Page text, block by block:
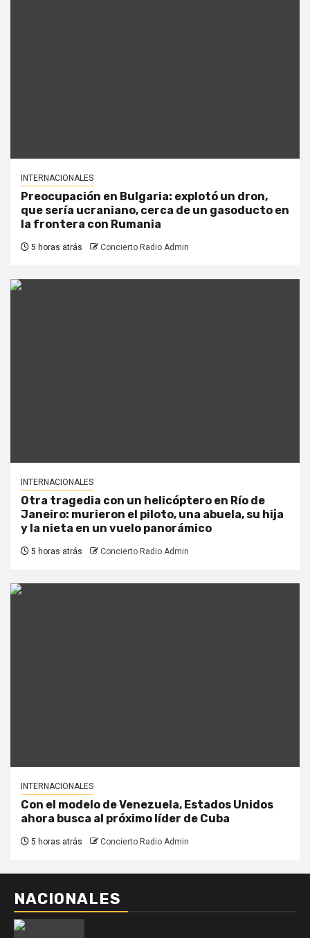
INTERNACIONALES
Preocupación en Bulgaria: explotó un dron,
que sería ucraniano, cerca de un gasoducto en
la frontera con Rumania
5 horas atrás Concierto Radio Admin
INTERNACIONALES
Otra tragedia con un helicóptero en Río de
Janeiro: murieron el piloto, una abuela, su hija
y la nieta en un vuelo panorámico
5 horas atrás Concierto Radio Admin
INTERNACIONALES
Con el modelo de Venezuela, Estados Unidos
ahora busca al próximo líder de Cuba
5 horas atrás Concierto Radio Admin
NACIONALES